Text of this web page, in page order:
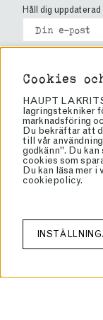
Håll dig
Cookies
Vanliga
Brand
Bli
Butiker
Om lakrits
Haupt Lakrits
Rörvägen 60
Cookies
HAUPT
lagringstekniker
marknadsföring
Du bekräftar att
till vår
godkänn". Du
cookies som
Du kan läsa mer i
cookiepolicy.